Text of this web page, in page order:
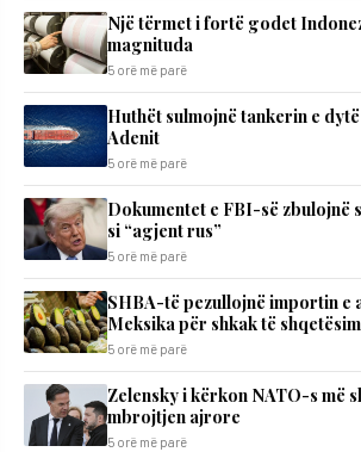
Një tërmet i fortë godet
magnituda
5 orë më parë
Huthët sulmojnë tankerin e
Adenit
5 orë më parë
Dokumentet e FBI-së zbulojnë
si “agjent rus”
5 orë më parë
SHBA-të pezullojnë importin e
Meksika për shkak të
5 orë më parë
Zelensky i kërkon NATO-s më
mbrojtjen ajrore
5 orë më parë